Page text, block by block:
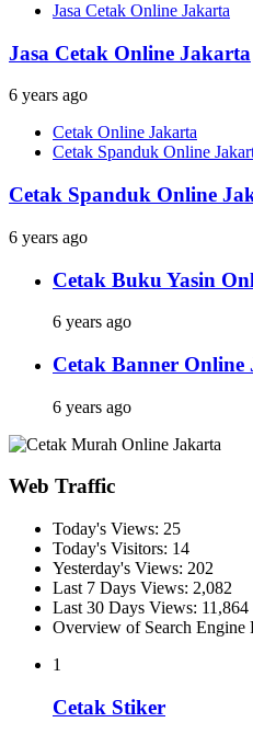
Jasa Cetak Online Jakarta
Jasa Cetak Online Jakarta
6 years ago
Cetak Online Jakarta
Cetak Spanduk Online
Cetak Spanduk Online
6 years ago
Cetak Buku Yasin
6 years ago
Cetak Banner Online
6 years ago
Web Traffic
Today's Views: 25
Today's Visitors: 14
Yesterday's Views: 202
Last 7 Days Views: 2,082
Last 30 Days Views: 11,864
Overview of Search Engine
1
Cetak Stiker